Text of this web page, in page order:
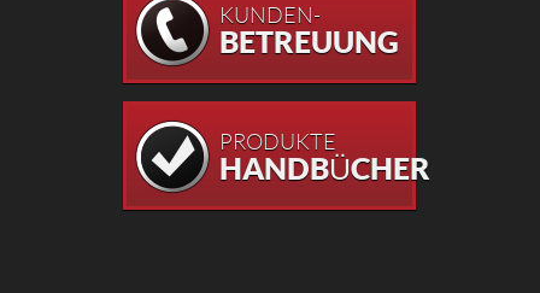
KUNDEN-
BETREUUNG
PRODUKTE
HANDBÜCHER